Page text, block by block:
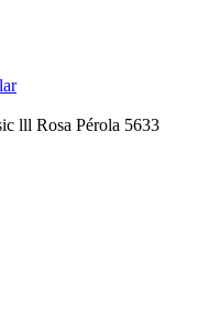
lll Rosa Pérola 5633